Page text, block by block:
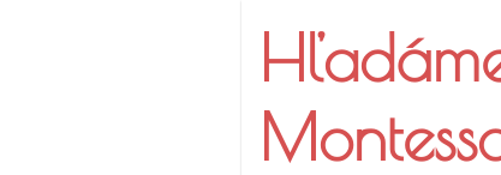
Novinky